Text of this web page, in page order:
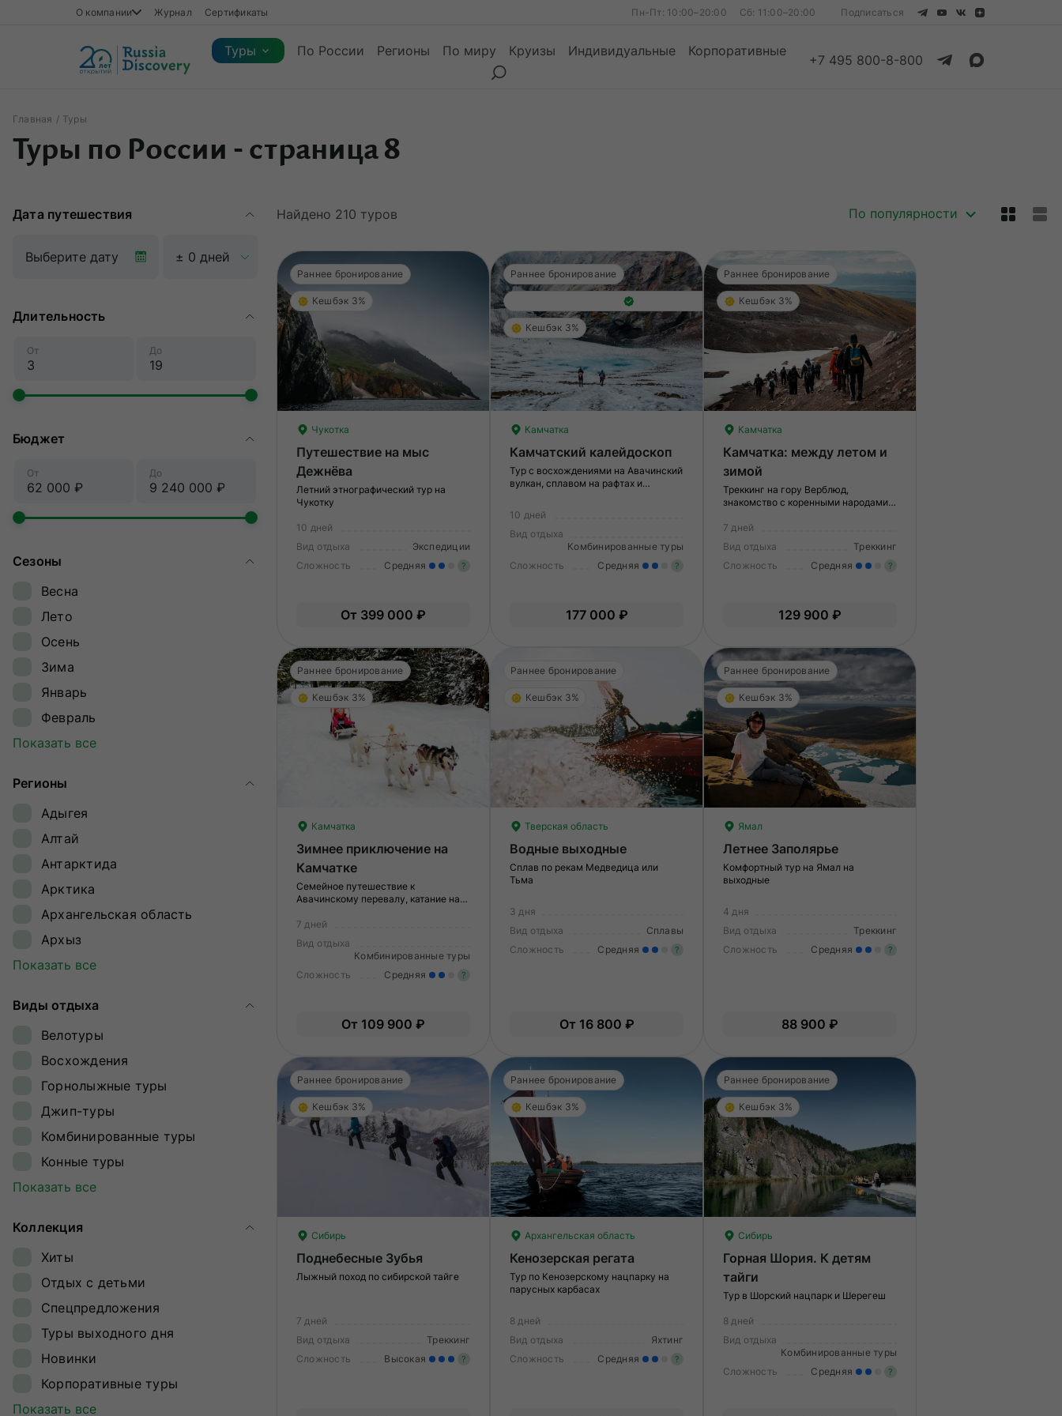
О компании Журнал Сертификаты Пн-Пт: 10:00–20:00 Сб: 11:00–20:00 Подписаться
Туры
Каталог туров
По России Регионы По миру Круизы Индивидуальные Корпоративные
+7 495 800-8-800
Каталог туров
Регионы Виды отдыха
Главная Туры
Туры по России - страница 8
Дата путешествия
Длительность
От До
Бюджет
От До
Сезоны
Весна
Лето
Осень
Зима
Январь
Февраль
Март
Июнь
Июль
Август
Сентябрь
Октябрь
Ноябрь
Декабрь
Показать все
Регионы
Адыгея
Алтай
Антарктида
Арктика
Архангельская область
Архыз
Байкал
Восточный Саян
Дагестан
Ингушетия
Кавказ
Камчатка
Карелия
Кольский полуостров
Командорские острова
Приэльбрусье
Сахалин и Курильские острова
Северная Осетия
Сибирь
Показать все
Виды отдыха
Велотуры
Восхождения
Горнолыжные туры
Джип-туры
Комбинированные туры
Конные туры
Круизы
Ретрит-туры
Сплавы
Треккинг
Туры на квадроциклах
Туры на снегоходах
Туры на собачьих упряжках
Экспедиции
Показать все
Коллекция
Хиты
Отдых с детьми
Спецпредложения
Туры выходного дня
Новинки
Корпоративные туры
Гастрономические туры
Показать все
Найдено 210 туров По популярности
Раннее бронирование
Кешбэк 3%
Чукотка
Путешествие на мыс
Дежнёва
Летний этнографический тур на
Чукотку
10 дней
Вид отдыха
Экспедиции
Сложность
Средняя ?
вам нужно будет физически
От 399 000 ₽
Раннее бронирование
Гарантия лучшей цены
Кешбэк 3%
Камчатка
Камчатский калейдоскоп
Тур с восхождениями на Авачинский
вулкан, сплавом на рафтах и
10 дней
Вид отдыха
Комбинированные туры
Сложность
Средняя ?
вам нужно будет физически
177 000 ₽
Раннее бронирование
Кешбэк 3%
Камчатка
Камчатка: между летом и
зимой
Треккинг на гору Верблюд,
знакомство с коренными народами,
7 дней
Вид отдыха
Треккинг
Сложность
Средняя ?
129 900 ₽
Раннее бронирование
Кешбэк 3%
Камчатка
Зимнее приключение на
Камчатке
Семейное путешествие к
Авачинскому перевалу, катание на
7 дней
Вид отдыха
Комбинированные туры
Сложность
Средняя ?
вам нужно будет физически
От 109 900 ₽
Раннее бронирование
Кешбэк 3%
Тверская область
Водные выходные
Сплав по рекам Медведица или
Тьма
3 дня
Вид отдыха
Сплавы
Сложность
Средняя ?
От 16 800 ₽
Раннее бронирование
Кешбэк 3%
Ямал
Летнее Заполярье
Комфортный тур на Ямал на
выходные
4 дня
Вид отдыха
Треккинг
Сложность
Средняя ?
88 900 ₽
Раннее бронирование
Кешбэк 3%
Сибирь
Поднебесные Зубья
Лыжный поход по сибирской тайге
7 дней
Вид отдыха
Треккинг
Сложность
Высокая ?
Раннее бронирование
Кешбэк 3%
Архангельская область
Кенозерская регата
Тур по Кенозерскому нацпарку на
парусных карбасах
8 дней
Вид отдыха
Яхтинг
Сложность
Средняя ?
Раннее бронирование
Кешбэк 3%
Сибирь
Горная Шория. К детям
тайги
Тур в Шорский нацпарк и Шерегеш
8 дней
Вид отдыха
Комбинированные туры
Сложность
Средняя ?